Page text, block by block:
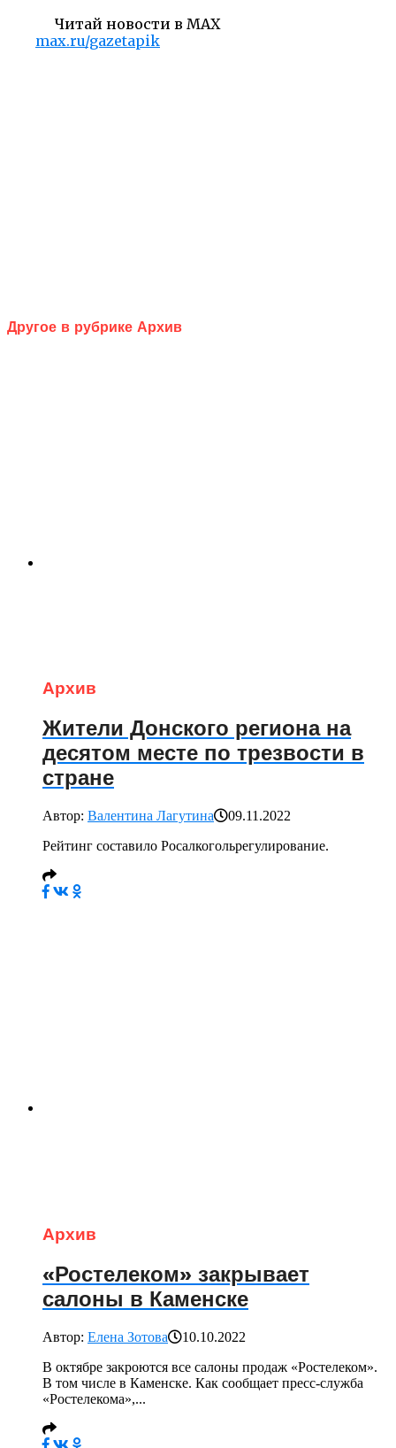
Читай новости в MAX
max.ru/gazetapik
Другое в рубрике Архив
Архив
Жители Донского региона на
десятом месте по трезвости в
стране
Автор: Валентина Лагутина
09.11.2022
Рейтинг составило Росалкогольрегулирование.
Архив
«Ростелеком» закрывает
салоны в Каменске
Автор: Елена Зотова
10.10.2022
В октябре закроются все салоны продаж «Ростелеком».
В том числе в Каменске. Как сообщает пресс-служба
«Ростелекома»,...